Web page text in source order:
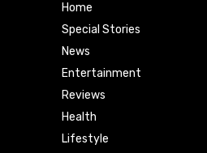
Home
Special Stories
News
Entertainment
Reviews
Health
Lifestyle